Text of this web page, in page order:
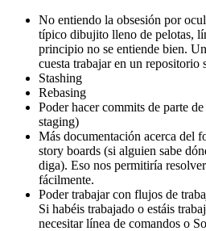
No entiendo la obsesión por
típico dibujito lleno de pelotas,
principio no se entiende bien.
cuesta trabajar en un repositorio
Stashing
Rebasing
Poder hacer commits de parte
staging)
Más documentación acerca del
story boards (si alguien sabe
diga). Eso nos permitiría
fácilmente.
Poder trabajar con flujos de
Si habéis trabajado o estáis
necesitar línea de comandos o